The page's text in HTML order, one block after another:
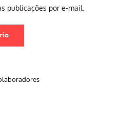
publicações por e-mail.